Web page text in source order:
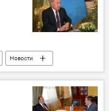
Новости
Центральная Азия